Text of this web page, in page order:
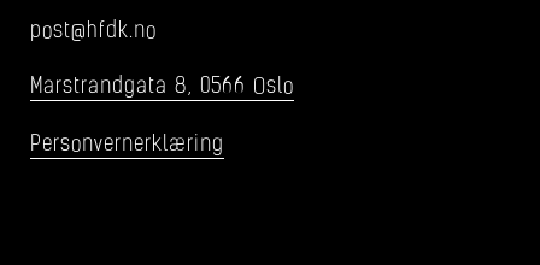
post@hfdk.no
Marstrandgata 8, 0566 Oslo
Personvernerklæring